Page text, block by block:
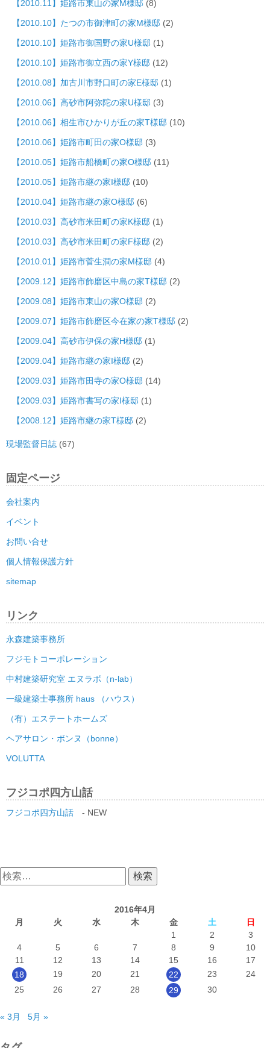
【2010.11】姫路市東山の家M様邸 (8)
【2010.10】たつの市御津町の家M様邸 (2)
【2010.10】姫路市御国野の家U様邸 (1)
【2010.10】姫路市御立西の家Y様邸 (12)
【2010.08】加古川市野口町の家E様邸 (1)
【2010.06】高砂市阿弥陀の家U様邸 (3)
【2010.06】相生市ひかりが丘の家T様邸 (10)
【2010.06】姫路市町田の家O様邸 (3)
【2010.05】姫路市船橋町の家O様邸 (11)
【2010.05】姫路市継の家I様邸 (10)
【2010.04】姫路市継の家O様邸 (6)
【2010.03】高砂市米田町の家K様邸 (1)
【2010.03】高砂市米田町の家F様邸 (2)
【2010.01】姫路市菅生澗の家M様邸 (4)
【2009.12】姫路市飾磨区中島の家T様邸 (2)
【2009.08】姫路市東山の家O様邸 (2)
【2009.07】姫路市飾磨区今在家の家T様邸 (2)
【2009.04】高砂市伊保の家H様邸 (1)
【2009.04】姫路市継の家I様邸 (2)
【2009.03】姫路市田寺の家O様邸 (14)
【2009.03】姫路市書写の家I様邸 (1)
【2008.12】姫路市継の家T様邸 (2)
現場監督日誌 (67)
固定ページ
会社案内
イベント
お問い合せ
個人情報保護方針
sitemap
リンク
永森建築事務所
フジモトコーポレーション
中村建築研究室 エヌラボ（n-lab）
一級建築士事務所 haus （ハウス）
（有）エステートホームズ
ヘアサロン・ボンヌ（bonne）
VOLUTTA
フジコポ四方山話
フジコポ四方山話 - NEW
検
索:
2016年4月
月
火 水 木 金 土
日
1
2
3
4
5 6 7 8 9
10
11
12 13 14 15 16
17
18
19 20 21 22 23
24
25
26 27 28 29 30
« 3月 5月 »